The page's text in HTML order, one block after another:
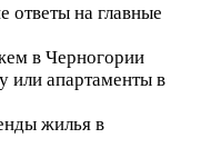
ответы на главные
в Черногории
или апартаменты в
жилья в